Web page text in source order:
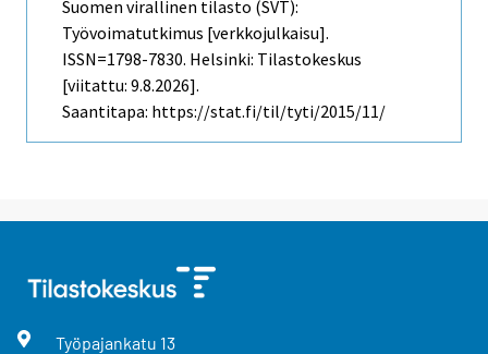
Suomen virallinen tilasto (SVT):
Työvoimatutkimus [verkkojulkaisu].
ISSN=1798-7830. Helsinki: Tilastokeskus
[viitattu: 9.8.2026].
Saantitapa: https://stat.fi/til/tyti/2015/11/
Työpajankatu 13